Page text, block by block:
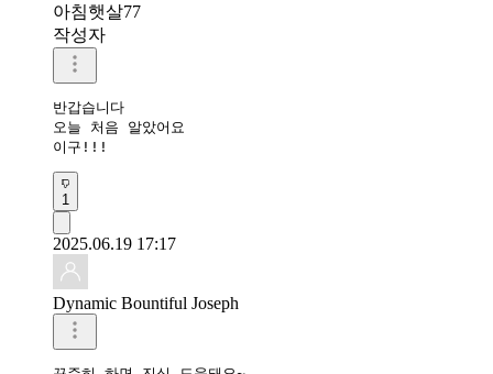
아침햇살77
작성자
반갑습니다
오늘 처음 알았어요
이구!!!
1
2025.06.19 17:17
Dynamic Bountiful Joseph